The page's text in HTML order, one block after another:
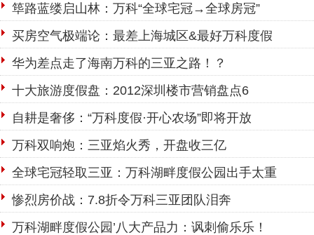
筚路蓝缕启山林：万科“全球宅冠→全球房冠”
买房空气极端论：最差上海城区&最好万科度假
华为差点走了海南万科的三亚之路！？
十大旅游度假盘：2012深圳楼市营销盘点6
自耕是奢侈：“万科度假·开心农场”即将开放
万科双响炮：三亚焰火秀，开盘收三亿
全球宅冠轻取三亚：万科湖畔度假公园出手太重
惨烈房价战：7.8折令万科三亚团队泪奔
万科湖畔度假公园’八大产品力：讽刺偷乐乐！